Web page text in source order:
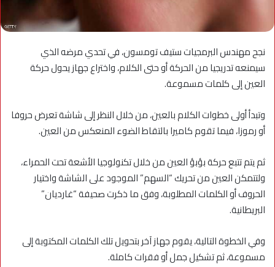
نجح مهندس البرمجيات ستيف تومسون، في تحدي مرضه الذي
سيمنعه تدريجيا من الحركة أو حتى الكلام، واختراع جهاز يحول حركة
العين إلى كلمات مسموعة.
وتبدأ أولى خطوات الكلام بالعين، من خلال النظر إلى شاشة تعرض حروفا
أو رموزا، فيما تقوم كاميرا بالتقاط الضوء المنعكس من العين.
ثم يتم تتبع حركة بؤبؤ العين من خلال تكنولوجيا الأشعة تحت الحمراء،
ولتتمكن العين من تحريك “السهم” الموجود على الشاشة واختيار
الحروف أو الكلمات المطلوبة، وفق ما ذكرت صحيفة “غارديان”
البريطانية.
وفي الخطوة التالية، يقوم جهاز آخر بتحويل تلك الكلمات المكتوبة إلى
مسموعة، ثم تشكيل جمل أو فقرات كاملة.